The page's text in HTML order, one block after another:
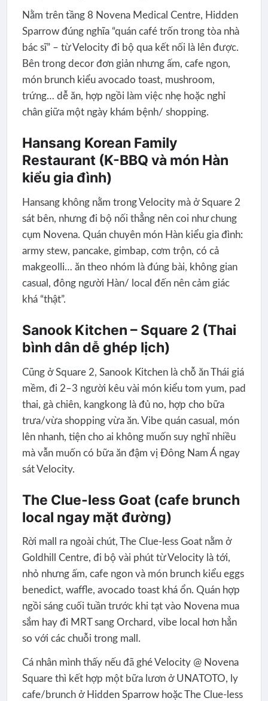
Nằm trên tầng 8 Novena Medical Centre, Hidden
Sparrow đúng nghĩa “quán café trốn trong tòa nhà
bác sĩ” – từ Velocity đi bộ qua kết nối là lên được.
Bên trong decor đơn giản nhưng ấm, cafe ngon,
món brunch kiểu avocado toast, mushroom,
trứng… dễ ăn, hợp ngồi làm việc nhẹ hoặc nghỉ
chân giữa một ngày khám bệnh/ shopping.
Hansang Korean Family
Restaurant (K-BBQ và món Hàn
kiểu gia đình)
Hansang không nằm trong Velocity mà ở Square 2
sát bên, nhưng đi bộ nối thẳng nên coi như chung
cụm Novena. Quán chuyên món Hàn kiểu gia đình:
army stew, pancake, gimbap, cơm trộn, có cả
makgeolli… ăn theo nhóm là đúng bài, không gian
casual, đông người Hàn/ local đến nên cảm giác
khá “thật”.
Sanook Kitchen – Square 2 (Thai
bình dân dễ ghép lịch)
Cũng ở Square 2, Sanook Kitchen là chỗ ăn Thái giá
mềm, đi 2–3 người kêu vài món kiểu tom yum, pad
thai, gà chiên, kangkong là đủ no, hợp cho bữa
trưa/vừa shopping vừa ăn. Vibe quán casual, món
lên nhanh, tiện cho ai không muốn suy nghĩ nhiều
mà vẫn muốn có bữa ăn đậm vị Đông Nam Á ngay
sát Velocity.
The Clue-less Goat (cafe brunch
local ngay mặt đường)
Rời mall ra ngoài chút, The Clue-less Goat nằm ở
Goldhill Centre, đi bộ vài phút từ Velocity là tới,
nhỏ nhưng ấm, cafe ngon và món brunch kiểu eggs
benedict, waffle, avocado toast khá ổn. Quán hợp
ngồi sáng cuối tuần trước khi tạt vào Novena mua
sắm hay đi MRT sang Orchard, vibe local hơn hẳn
so với các chuỗi trong mall.
Cá nhân mình thấy nếu đã ghé Velocity @ Novena
Square thì kết hợp một bữa lươn ở UNATOTO, ly
cafe/brunch ở Hidden Sparrow hoặc The Clue-less